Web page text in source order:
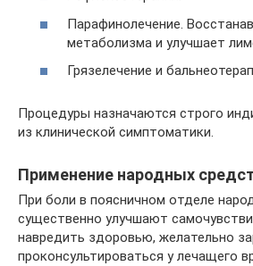
Парафинолечение.
метаболизма и улучшает
Грязелечение и
Процедуры назначаются строго
из клинической симптоматики.
Применение народных
При боли в поясничном отделе
существенно улучшают
навредить здоровью, желательно
проконсультироваться у лечащего